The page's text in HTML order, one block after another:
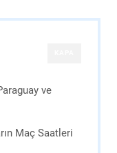
ve
Maç Saatleri